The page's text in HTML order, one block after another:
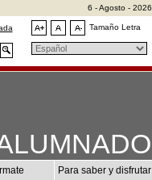
6 - Agosto - 2026
Tamaño Letra
Para saber y disfrutar